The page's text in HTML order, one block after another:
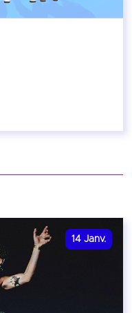
14 Janv.